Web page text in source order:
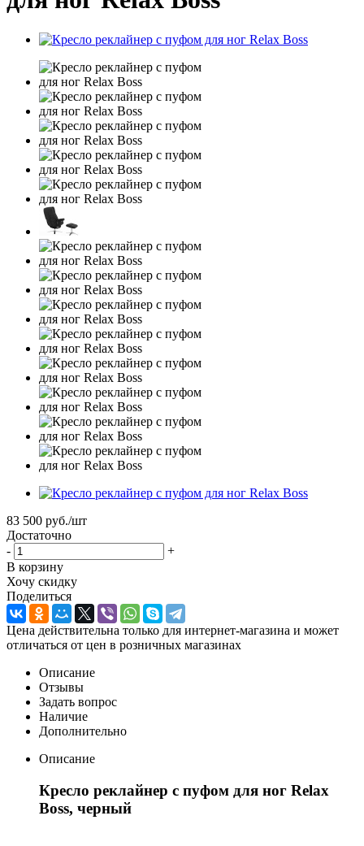
83 500 руб./шт
Достаточно
-
+
В корзину
Хочу скидку
Поделиться
Цена действительна только для интернет-магазина и может
отличаться от цен в розничных магазинах
Описание
Отзывы
Задать вопрос
Наличие
Дополнительно
Описание
Кресло реклайнер с пуфом для ног Relax
Boss, черный